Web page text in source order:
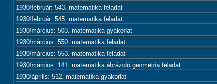
1930/február: 543. matematika feladat
1930/február: 545. matematika feladat
1930/március: 503. matematika gyakorlat
1930/március: 550. matematika feladat
1930/március: 553. matematika feladat
1930/március: 141. matematika ábrázoló geometria feladat
1930/április: 512. matematika gyakorlat